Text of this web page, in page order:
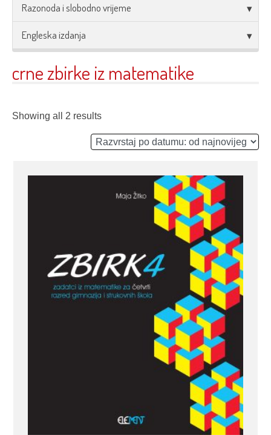
Razonoda i slobodno vrijeme
Engleska izdanja
crne zbirke iz matematike
Showing all 2 results